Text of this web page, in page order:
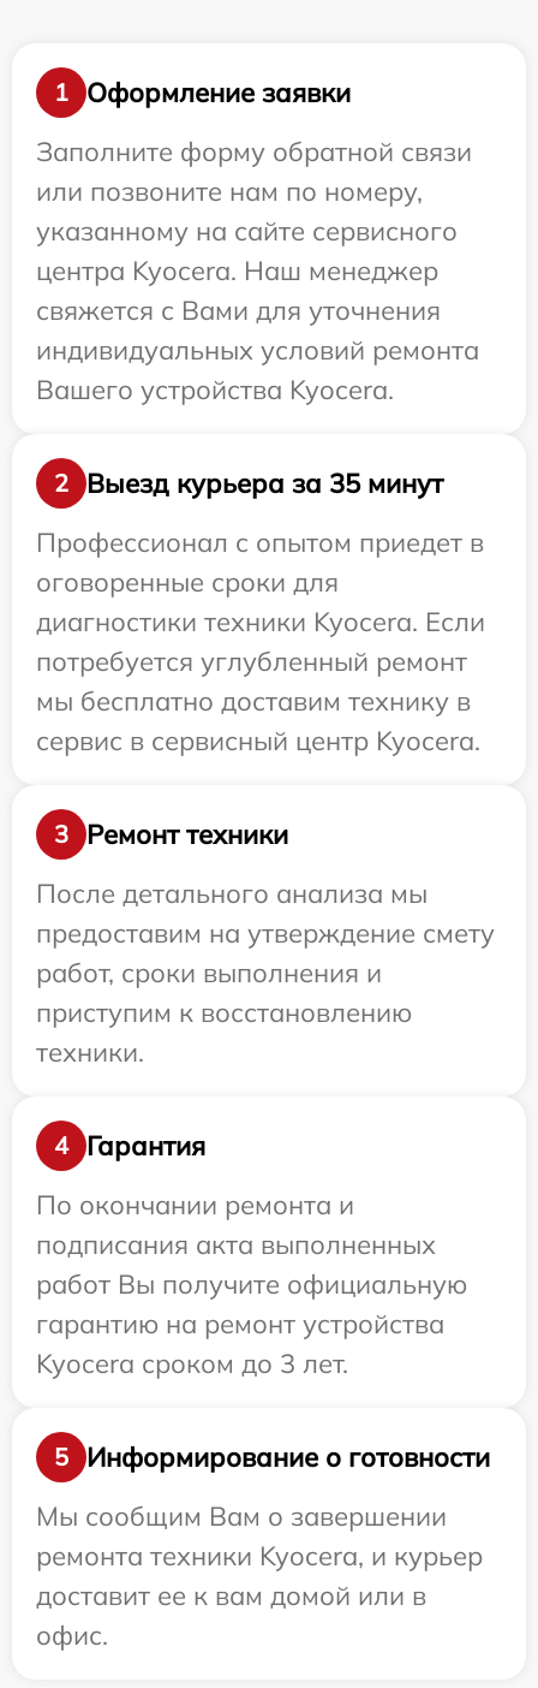
1
Оформление заявки
Заполните форму обратной связи
или позвоните нам по номеру,
указанному на сайте сервисного
центра Kyocera. Наш менеджер
свяжется с Вами для уточнения
индивидуальных условий ремонта
Вашего устройства Kyocera.
2
Выезд курьера за 35 минут
Профессионал с опытом приедет в
оговоренные сроки для
диагностики техники Kyocera. Если
потребуется углубленный ремонт
мы бесплатно доставим технику в
сервис в сервисный центр Kyocera.
3
Ремонт техники
После детального анализа мы
предоставим на утверждение смету
работ, сроки выполнения и
приступим к восстановлению
техники.
4
Гарантия
По окончании ремонта и
подписания акта выполненных
работ Вы получите официальную
гарантию на ремонт устройства
Kyocera сроком до 3 лет.
5
Информирование о готовности
Мы сообщим Вам о завершении
ремонта техники Kyocera, и курьер
доставит ее к вам домой или в
офис.